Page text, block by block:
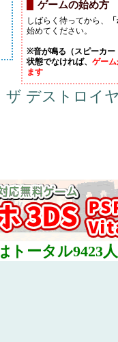
ゲームの始め方
しばらく待ってから、
始めてください。
※音が鳴る（スピーカー
状態でなければ、 ゲー
ます
デストロイ
トータル9423